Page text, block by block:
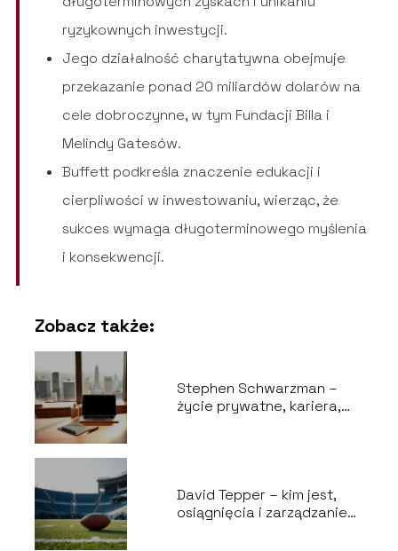
ryzykownych inwestycji.
Jego działalność charytatywna obejmuje
przekazanie ponad 20 miliardów dolarów na
cele dobroczynne, w tym Fundacji Billa i
Melindy Gatesów.
Buffett podkreśla znaczenie edukacji i
cierpliwości w inwestowaniu, wierząc, że
sukces wymaga długoterminowego myślenia
i konsekwencji.
Zobacz także:
Stephen Schwarzman –
życie prywatne, kariera,
David Tepper – kim jest,
osiągnięcia i zarządzanie